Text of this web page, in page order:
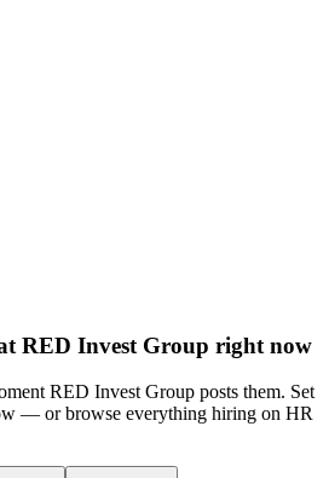
RED Invest Group right now
RED Invest Group posts them. Set
— or browse everything hiring on HR